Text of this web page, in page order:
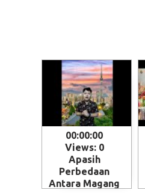
00:00:00
Views: 0
Apasih
Perbedaan
Antara Magang